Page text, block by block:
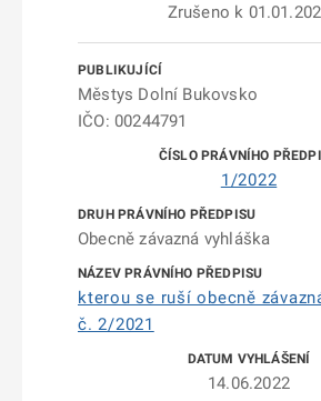
Zrušeno k
Městys Dolní Bukovsko
IČO: 00244791
1/2022
Obecně závazná vyhláška
kterou se ruší obecně
č. 2/2021
14.06.2022